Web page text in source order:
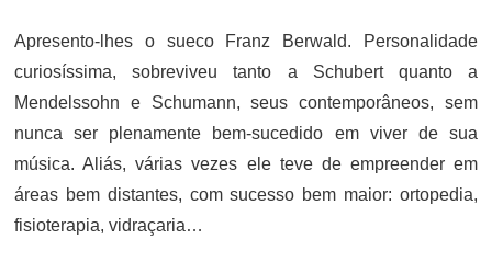
Apresento-lhes o sueco Franz Berwald. Personalidade
curiosíssima, sobreviveu tanto a Schubert quanto a
Mendelssohn e Schumann, seus contemporâneos, sem
nunca ser plenamente bem-sucedido em viver de sua
música. Aliás, várias vezes ele teve de empreender em
áreas bem distantes, com sucesso bem maior: ortopedia,
fisioterapia, vidraçaria…